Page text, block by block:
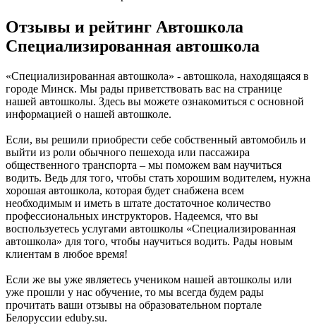
Отзывы и рейтинг Автошкола
Специализированная автошкола
«Специализированная автошкола» - автошкола, находящаяся в
городе Минск. Мы рады приветствовать вас на странице
нашей автошколы. Здесь вы можете ознакомиться с основной
информацией о нашей автошколе.
Если, вы решили приобрести себе собственный автомобиль и
выйти из роли обычного пешехода или пассажира
общественного транспорта – мы поможем вам научиться
водить. Ведь для того, чтобы стать хорошим водителем, нужна
хорошая автошкола, которая будет снабжена всем
необходимым и иметь в штате достаточное количество
профессиональных инструкторов. Надеемся, что вы
воспользуетесь услугами автошколы «Специализированная
автошкола» для того, чтобы научиться водить. Рады новым
клиентам в любое время!
Если же вы уже являетесь учеником нашей автошколы или
уже прошли у нас обучение, то мы всегда будем рады
прочитать ваши отзывы на образовательном портале
Белоруссии eduby.su.